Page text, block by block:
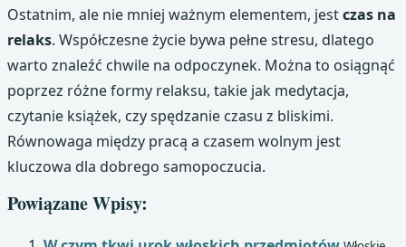
Ostatnim, ale nie mniej ważnym elementem, jestczas na
relaks. Współczesne życie bywa pełne stresu, dlatego
warto znaleźć chwile na odpoczynek. Można to osiągnąć
poprzez różne formy relaksu, takie jak medytacja,
czytanie książek, czy spędzanie czasu z bliskimi.
Równowaga między pracą a czasem wolnym jest
kluczowa dla dobrego samopoczucia.
Powiązane Wpisy: